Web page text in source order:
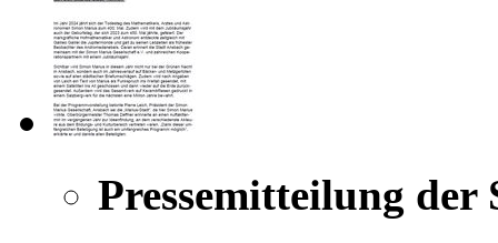
Pressemitteilung der